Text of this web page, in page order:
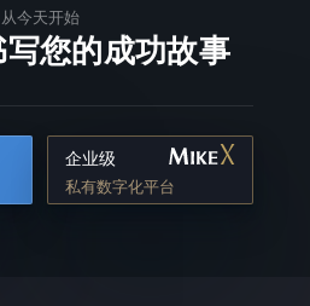
从今天开始
您的成功故事
企业级
私有数字化平台